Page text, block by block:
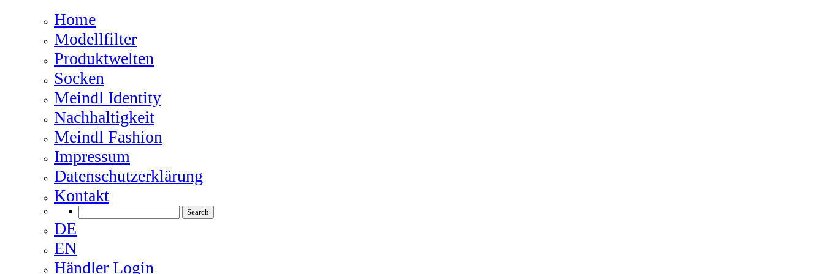
Home
Modellfilter
Produktwelten
Socken
Meindl Identity
Nachhaltigkeit
Meindl Fashion
Impressum
Datenschutzerklärung
Kontakt
DE
EN
Händler Login